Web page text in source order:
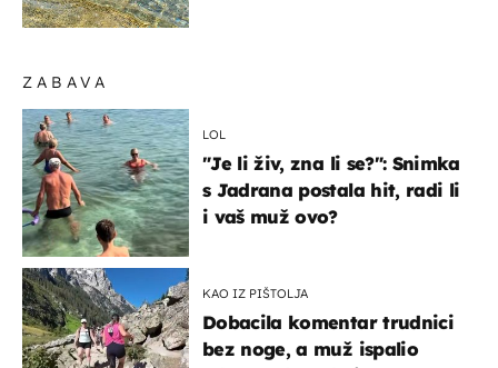
ZABAVA
LOL
"Je li živ, zna li se?": Snimka
s Jadrana postala hit, radi li
i vaš muž ovo?
KAO IZ PIŠTOLJA
Dobacila komentar trudnici
bez noge, a muž ispalio